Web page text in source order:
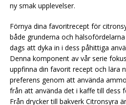
ny smak upplevelser.
Förnya dina favoritrecept för
både grunderna och
dags att dyka in i dess påhittiga
Denna komponent av vår serie
uppfinna din favorit recept och lära
preferens genom att använda
från att använda det i kaffe till dess
Från drycker till bakverk Citronsyra